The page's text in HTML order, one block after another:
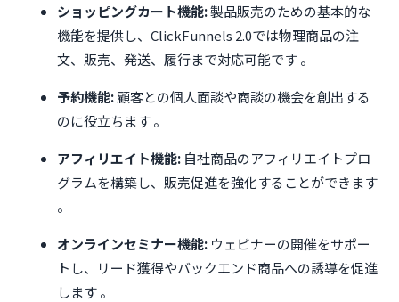
ショッピングカート機能:製品販売のための基本的な
機能を提供し、ClickFunnels 2.0では物理商品の注
文、販売、発送、履行まで対応可能です 。
予約機能:顧客との個人面談や商談の機会を創出する
のに役立ちます 。
アフィリエイト機能: 自社商品のアフィリエイトプロ
グラムを構築し、販売促進を強化することができます
。
オンラインセミナー機能: ウェビナーの開催をサポー
トし、リード獲得やバックエンド商品への誘導を促進
します 。